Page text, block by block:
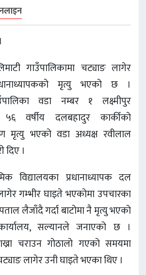
गाउँपालिकामा चट्याङ लागेर
मृत्यु भएको छ ।
वडा नम्बर १ लक्ष्मीपुर
वर्षीय दलबहादुर कार्कीको
मृत्यु भएको वडा अध्यक्ष रवीलाल
।
विद्यालयका प्रधानाध्यापक दल
गम्भीर घाइते भएकोमा उपचारका
लैजाँदै गर्दा बाटोमा नै मृत्यु भएको
सल्यानले जनाएको छ ।
चराउन गोठालो गएको समयमा
लागेर उनी घाइते भएका थिए ।